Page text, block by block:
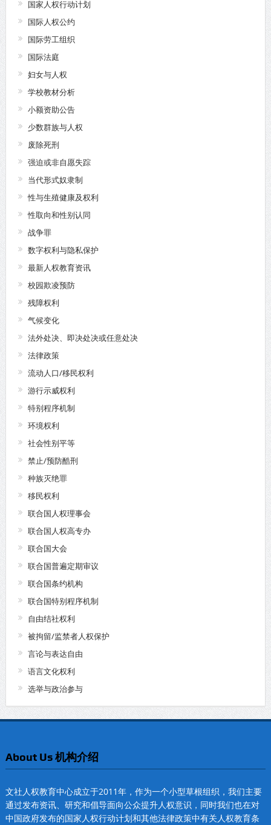
国家人权行动计划
国际人权公约
国际劳工组织
国际法庭
妇女与人权
学校教材分析
小额资助公告
少数群族与人权
废除死刑
强迫或非自愿失踪
当代形式奴隶制
性与生殖健康及权利
性取向和性别认同
战争罪
数字权利与隐私保护
最新人权教育资讯
校园欺凌预防
残障权利
气候变化
法外处决、即决处决或任意处决
法律政策
流动人口/移民权利
游行示威权利
特别程序机制
环境权利
社会性别平等
禁止/预防酷刑
种族灭绝罪
移民权利
联合国人权理事会
联合国人权高专办
联合国大会
联合国普遍定期审议
联合国条约机构
联合国特别程序机制
自由结社权利
被拘留/监禁者人权保护
言论与表达自由
语言文化权利
选举与政治参与
About Us 机构介绍
文社人权教育中心成立于2011年，作为一个小型草根组织，我们主要
通过发布资讯、研究和倡导面向公众提升人权意识，同时我们也在对
中国政府发布的国家人权行动计划和其他法律政策中有关人权教育条